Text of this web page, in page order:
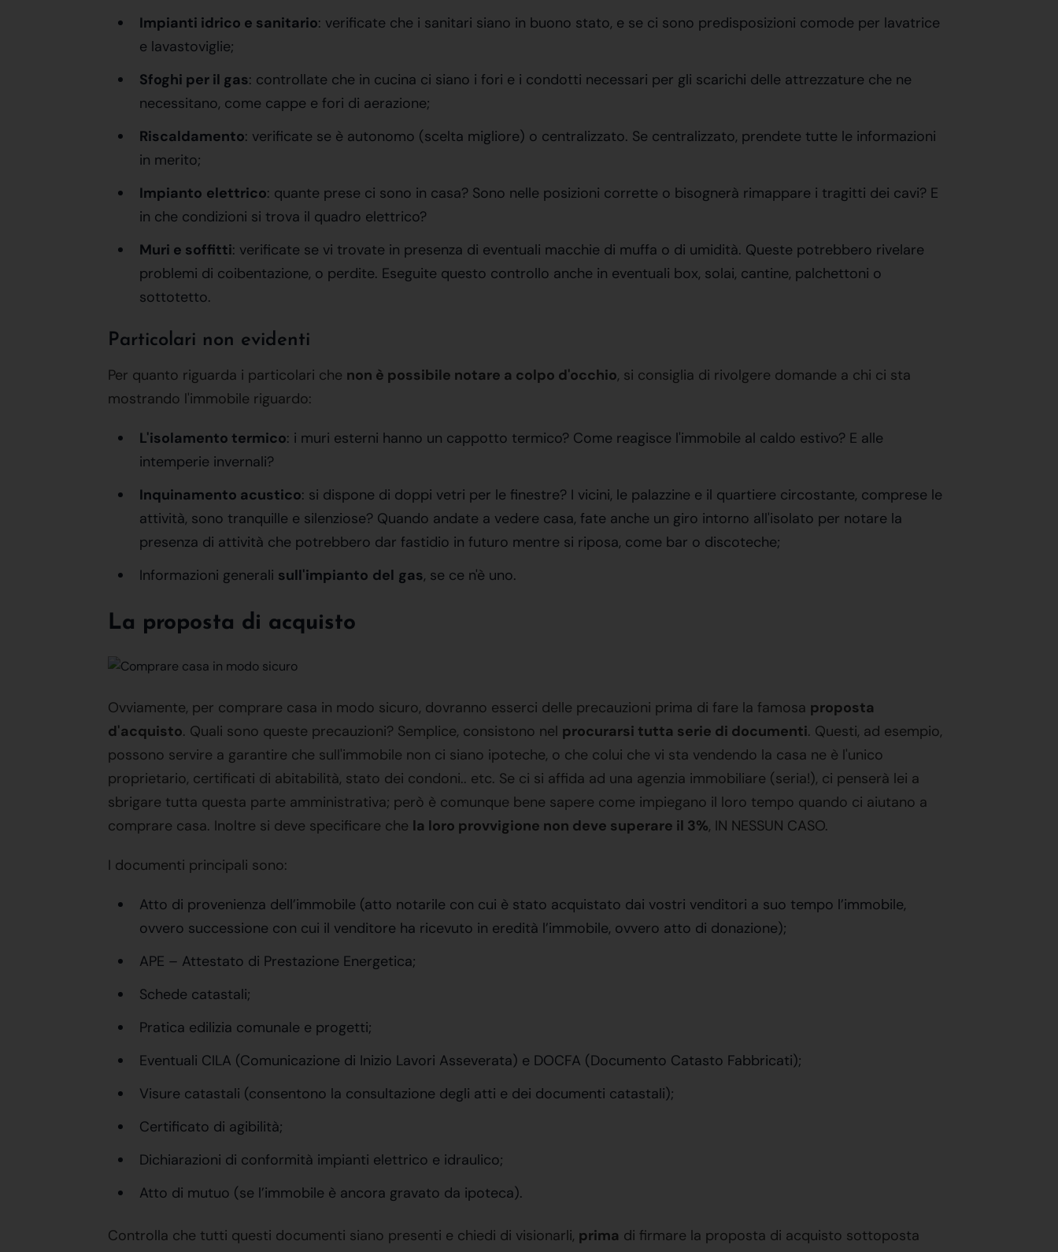
Impianti idrico e sanitario: verificate che i sanitari siano in buono stato, e se ci sono predisposizioni comode per lavatrice
e lavastoviglie;
Sfoghi per il gas: controllate che in cucina ci siano i fori e i condotti necessari per gli scarichi delle attrezzature che ne
necessitano, come cappe e fori di aerazione;
Riscaldamento: verificate se è autonomo (scelta migliore) o centralizzato. Se centralizzato, prendete tutte le informazioni
in merito;
Impianto elettrico: quante prese ci sono in casa? Sono nelle posizioni corrette o bisognerà rimappare i tragitti dei cavi? E
in che condizioni si trova il quadro elettrico?
Muri e soffitti: verificate se vi trovate in presenza di eventuali macchie di muffa o di umidità. Queste potrebbero rivelare
problemi di coibentazione, o perdite. Eseguite questo controllo anche in eventuali box, solai, cantine, palchettoni o
sottotetto.
Particolari non evidenti
Per quanto riguarda i particolari che non è possibile notare a colpo d'occhio, si consiglia di rivolgere domande a chi ci sta
mostrando l'immobile riguardo:
L'isolamento termico: i muri esterni hanno un cappotto termico? Come reagisce l'immobile al caldo estivo? E alle
intemperie invernali?
Inquinamento acustico: si dispone di doppi vetri per le finestre? I vicini, le palazzine e il quartiere circostante, comprese le
attività, sono tranquille e silenziose? Quando andate a vedere casa, fate anche un giro intorno all'isolato per notare la
presenza di attività che potrebbero dar fastidio in futuro mentre si riposa, come bar o discoteche;
Informazioni generali sull'impianto del gas, se ce n'è uno.
La proposta di acquisto
Ovviamente, per comprare casa in modo sicuro, dovranno esserci delle precauzioni prima di fare la famosa proposta
d'acquisto. Quali sono queste precauzioni? Semplice, consistono nel procurarsi tutta serie di documenti. Questi, ad esempio,
possono servire a garantire che sull'immobile non ci siano ipoteche, o che colui che vi sta vendendo la casa ne è l'unico
proprietario, certificati di abitabilità, stato dei condoni.. etc. Se ci si affida ad una agenzia immobiliare (seria!), ci penserà lei a
sbrigare tutta questa parte amministrativa; però è comunque bene sapere come impiegano il loro tempo quando ci aiutano a
comprare casa. Inoltre si deve specificare che la loro provvigione non deve superare il 3%, IN NESSUN CASO.
I documenti principali sono:
Atto di provenienza dell’immobile (atto notarile con cui è stato acquistato dai vostri venditori a suo tempo l’immobile,
ovvero successione con cui il venditore ha ricevuto in eredità l’immobile, ovvero atto di donazione);
APE – Attestato di Prestazione Energetica;
Schede catastali;
Pratica edilizia comunale e progetti;
Eventuali CILA (Comunicazione di Inizio Lavori Asseverata) e DOCFA (Documento Catasto Fabbricati);
Visure catastali (consentono la consultazione degli atti e dei documenti catastali);
Certificato di agibilità;
Dichiarazioni di conformità impianti elettrico e idraulico;
Atto di mutuo (se l’immobile è ancora gravato da ipoteca).
Controlla che tutti questi documenti siano presenti e chiedi di visionarli, prima di firmare la proposta di acquisto sottoposta